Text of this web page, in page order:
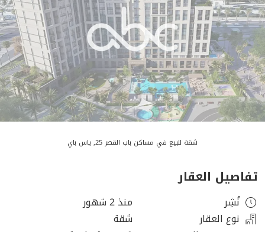
شقة للبيع في مساكن باب القصر 25, ياس باي
تفاصيل العقار
نُشِر
منذ 2 شهور
نوع العقار
شقة